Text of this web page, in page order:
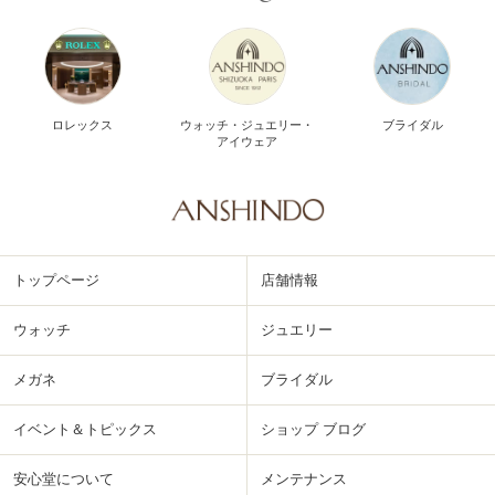
ロレックス
ウォッチ・ジュエリー・
アイウェア
ブライダル
トップページ 店舗情報
ウォッチ ジュエリー
メガネ ブライダル
イベント＆トピックス ショップ ブログ
安心堂について メンテナンス